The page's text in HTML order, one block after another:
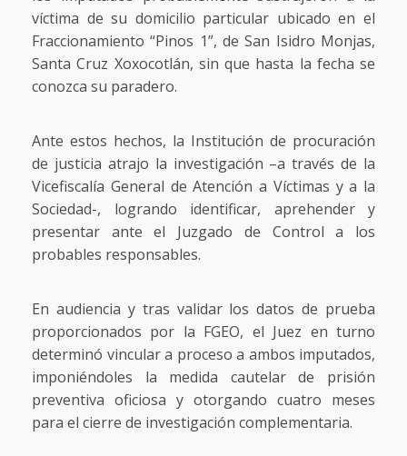
víctima de su domicilio particular ubicado en el
Fraccionamiento “Pinos 1”, de San Isidro Monjas,
Santa Cruz Xoxocotlán, sin que hasta la fecha se
conozca su paradero.
Ante estos hechos, la Institución de procuración
de justicia atrajo la investigación –a través de la
Vicefiscalía General de Atención a Víctimas y a la
Sociedad-, logrando identificar, aprehender y
presentar ante el Juzgado de Control a los
probables responsables.
En audiencia y tras validar los datos de prueba
proporcionados por la FGEO, el Juez en turno
determinó vincular a proceso a ambos imputados,
imponiéndoles la medida cautelar de prisión
preventiva oficiosa y otorgando cuatro meses
para el cierre de investigación complementaria.